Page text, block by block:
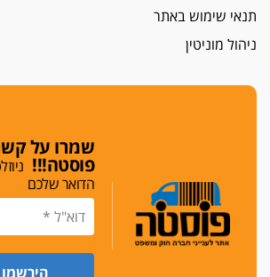
כפר מנדא: עורך דין נעצר בחשד
בימ"ש מחוזי: החלטת עמית בכר לדחות
חדש ללשכה אינה סבירה
משפחה ופוליטיקה
עו"ד גלעד מנשה ויאיר בכורו חגגו בר
תנאי שימוש באתר
ניהול מוניטין
שמרו על
פוסטה!!!
הדואר שלכם